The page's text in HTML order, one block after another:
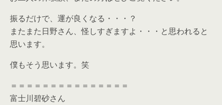
振るだけで、運が良くなる・・・？
またまた日野さん、怪しすぎますよ・・・と思われると
思います。
僕もそう思います。笑
＝＝＝＝＝＝＝＝＝＝＝＝＝＝＝
富士川碧砂さん